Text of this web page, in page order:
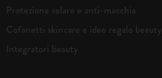
Protezione solare e anti-macchia
Cofanetti skincare e idee regalo beauty
Integratori beauty